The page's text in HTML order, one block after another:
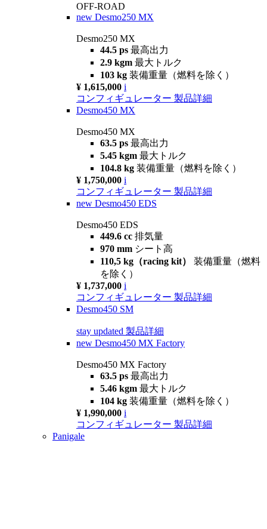
OFF-ROAD
new Desmo250 MX
Desmo250 MX
44.5 ps 最高出力
2.9 kgm 最大トルク
103 kg 装備重量（燃料を除く）
¥ 1,615,000 i
コンフィギュレーター 製品詳細
Desmo450 MX
Desmo450 MX
63.5 ps 最高出力
5.45 kgm 最大トルク
104.8 kg 装備重量（燃料を除く）
¥ 1,750,000 i
コンフィギュレーター 製品詳細
new Desmo450 EDS
Desmo450 EDS
449.6 cc 排気量
970 mm シート高
110,5 kg（racing kit） 装備重量（燃料
を除く）
¥ 1,737,000 i
コンフィギュレーター 製品詳細
Desmo450 SM
stay updated 製品詳細
new Desmo450 MX Factory
Desmo450 MX Factory
63.5 ps 最高出力
5.46 kgm 最大トルク
104 kg 装備重量（燃料を除く）
¥ 1,990,000 i
コンフィギュレーター 製品詳細
Panigale